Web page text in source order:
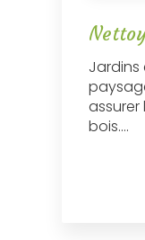
Jardins
bois....